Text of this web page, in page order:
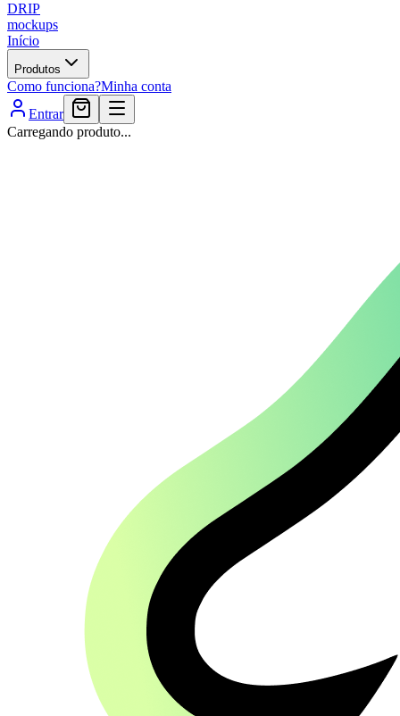
DRIP
mockups
Início
Produtos
Como funciona?Minha conta
Entrar
Carregando produto...